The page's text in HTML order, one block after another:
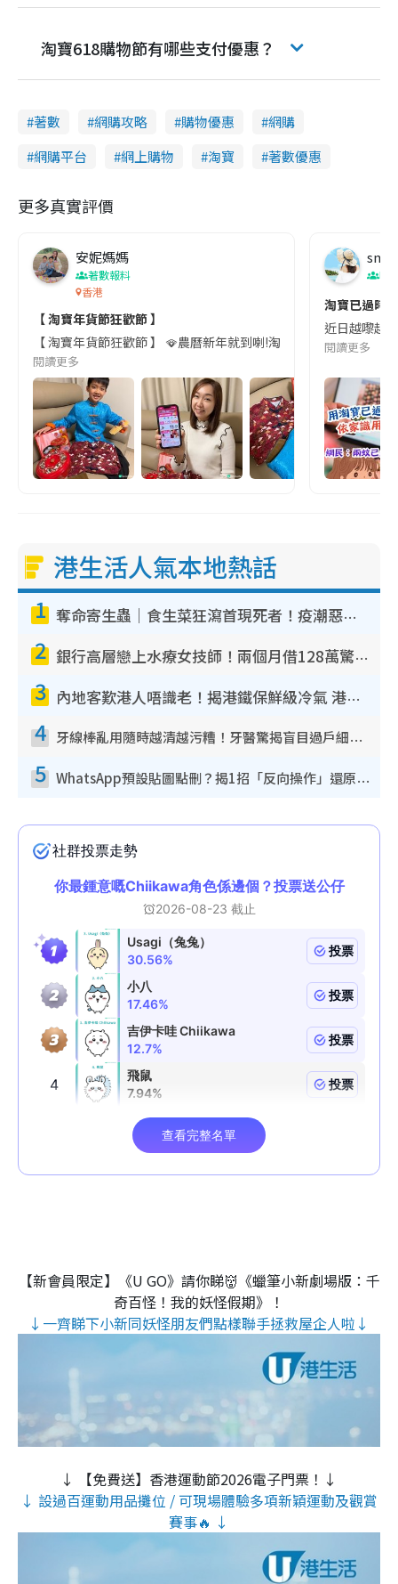
淘寶618購物節有哪些支付優惠？
著數 網購攻略 購物優惠
網購
網購平台
網上購物 淘寶 著數優惠
更多真實評價
安妮媽媽
著數報料
香港
【 淘寶年貨節狂歡節 】
【 淘寶年貨節狂歡節 】 🪭農曆新年就到喇!淘寶年貨節係一年
閱讀更多
吹
淘寶已過時
近日越嚟越
閱讀更多
港生活人氣本地熱話
1 奪命寄生蟲｜食生菜狂瀉首現死者！疫潮惡化錄1.8萬宗病例 揭洗菜3大謬誤
2 銀行高層戀上水療女技師！兩個月借128萬驚覺「沉船」沉落火海 揭背後疑似邪教操控賣淫
3 內地客歎港人唔識老！揭港鐵保鮮級冷氣 港人求放過：咪投訴
4 牙線棒亂用隨時越清越污糟！牙醫驚揭盲目過戶細菌恐致蛀牙：呢種先係日常真保養
5 WhatsApp預設貼圖點刪？揭1招「反向操作」還原簡潔介面 附3步實測教學
【新會員限定】《U GO》請你睇👹《蠟筆小新劇場版：千
奇百怪！我的妖怪假期》！
↓一齊睇下小新同妖怪朋友們點樣聯手拯救屋企人啦↓
↓ 【免費送】香港運動節2026電子門票！↓
↓ 設過百運動用品攤位 / 可現場體驗多項新穎運動及觀賞
賽事🔥 ↓